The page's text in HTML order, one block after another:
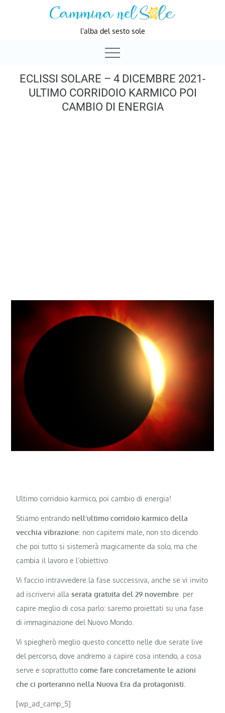
l'alba del sesto sole
ECLISSI SOLARE – 4 DICEMBRE 2021-
ULTIMO CORRIDOIO KARMICO POI
CAMBIO DI ENERGIA
Ultimo corridoio karmico, poi cambio di energia!
Stiamo entrando nell’ultimo corridoio karmico della
vecchia vibrazione: non capitemi male, non sto dicendo
che poi tutto si sistemerà magicamente da solo, ma che
cambia il lavoro e l’obiettivo.
Vi faccio intravvedere la fase successiva, anche se vi invito
ad iscrivervi allaserata gratuita del 29 novembre per
capire meglio di cosa parlo: saremo proiettati su una fase
di immaginazione del Nuovo Mondo.
Vi spiegherò meglio questo concetto nelle due serate live
del percorso, dove andremo a capire cosa intendo, a cosa
serve e soprattuttocome fare concretamente le azioni
che ci porteranno nella Nuova Era da protagonisti.
[wp_ad_camp_5]